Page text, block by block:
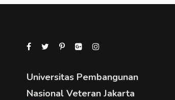
Universitas Pembangunan
Nasional Veteran Jakarta